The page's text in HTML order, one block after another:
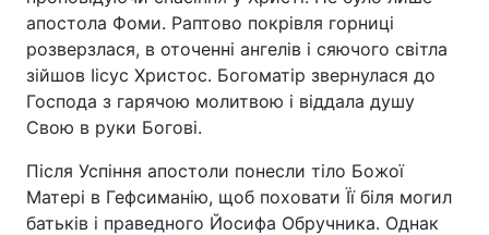
Послуги
апостола Фоми. Раптово покрівля горниці
розверзлася, в оточенні ангелів і сяючого світла
зійшов Іісус Христос. Богоматір звернулася до
Господа з гарячою молитвою і віддала душу
Свою в руки Богові.
Після Успіння апостоли понесли тіло Божої
Матері в Гефсиманію, щоб поховати Її біля могил
батьків і праведного Йосифа Обручника. Однак